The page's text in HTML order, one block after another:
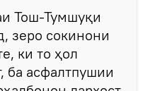
Тош-Тумшуқи
зеро сокинони
ки то ҳол
ба асфалтпушии